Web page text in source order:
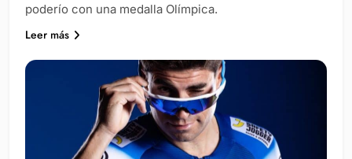
poderío con una medalla Olímpica.
Leer más